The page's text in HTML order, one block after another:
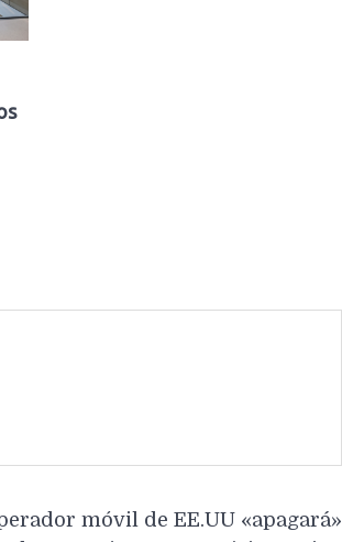
móvil de EE.UU «apagará»